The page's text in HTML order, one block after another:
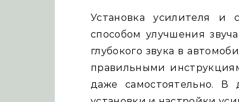
Установка усилителя и
способом улучшения
глубокого звука в
правильными
даже самостоятельно.